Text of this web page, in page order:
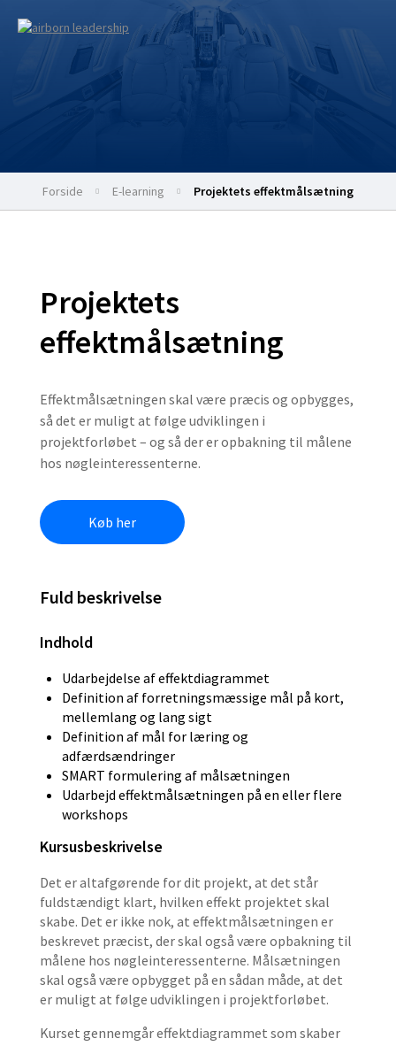
Forside e-learning Projektets effektmålsætning
Projektets
effektmålsætning
Effektmålsætningen skal være præcis og opbygges,
så det er muligt at følge udviklingen i
projektforløbet – og så der er opbakning til målene
hos nøgleinteressenterne.
Køb her
Fuld beskrivelse
Indhold
Udarbejdelse af effektdiagrammet
Definition af forretningsmæssige mål på kort,
mellemlang og lang sigt
Definition af mål for læring og
adfærdsændringer
SMART formulering af målsætningen
Udarbejd effektmålsætningen på en eller flere
workshops
Kursusbeskrivelse
Det er altafgørende for dit projekt, at det står
fuldstændigt klart, hvilken effekt projektet skal
skabe. Det er ikke nok, at effektmålsætningen er
beskrevet præcist, der skal også være opbakning til
målene hos nøgleinteressenterne. Målsætningen
skal også være opbygget på en sådan måde, at det
er muligt at følge udviklingen i projektforløbet.
Kurset gennemgår effektdiagrammet som skaber